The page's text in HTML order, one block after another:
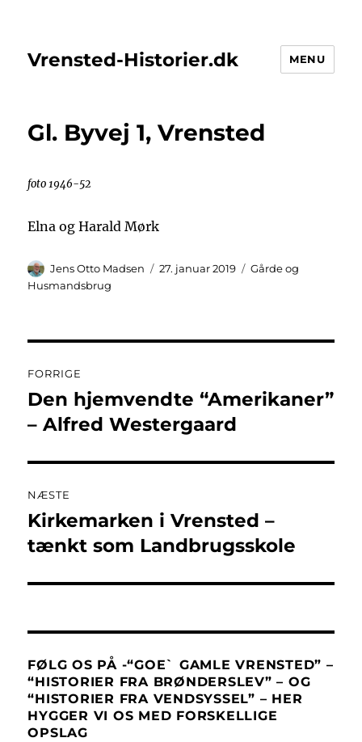
Vrensted-Historier.dk MENU
Gl. Byvej 1, Vrensted
foto 1946-52
Elna og Harald Mørk
Forfatter
Jens Otto Madsen Udgivet
27. januar 2019 Kategorier
Gårde og
Husmandsbrug
FORRIGE
Forrige
indlæg:
Den hjemvendte “Amerikaner”
– Alfred Westergaard
NÆSTE
Næste
indlæg:
Kirkemarken i Vrensted –
tænkt som Landbrugsskole
FØLG OS PÅ -“GOE` GAMLE VRENSTED” –
“HISTORIER FRA BRØNDERSLEV” – OG
“HISTORIER FRA VENDSYSSEL” – HER
HYGGER VI OS MED FORSKELLIGE
OPSLAG